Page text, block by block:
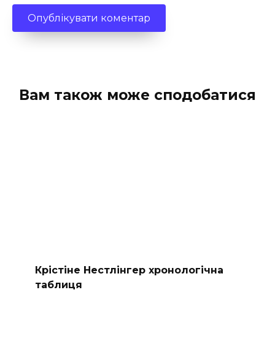
Вам також може сподобатися
Крістіне Нестлінгер хронологічна
таблиця